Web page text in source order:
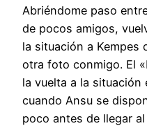
Abriéndome paso
de pocos amigos,
la situación a Kempes
otra foto conmigo. El
la vuelta a la situación
cuando Ansu se
poco antes de llegar